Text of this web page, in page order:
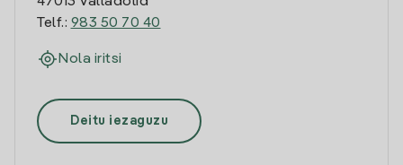
Telf.: 983 50 70 40
Nola iritsi
Deitu iezaguzu